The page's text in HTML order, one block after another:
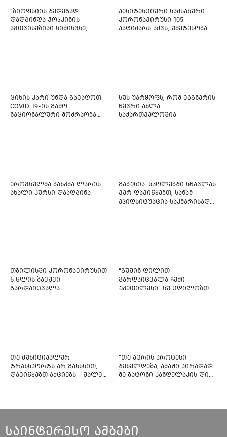
"ბიოფსიის შედეგად
დადგინდა ჰოჯკინის
ავთვისებიაი სიმისვნე,
პენიტენციური სამსახური:
კორონავირუსი 105
პატიმარს აქვს, უმეტესობა
ციხის კარი უნდა გავაღოთ -
COVID 19-ის გამო
ნაციონალური მოძრაობა
სუს უარყოფს, რომ ვაგნერის
წევრი ახლა
საქართველოშია
ეროვნულმა ბანკმა ლარის
ახალი კურსი დაადგინა
გაბუნია: სკოლებში სწავლას
ვერ დავიწყებთ, სანამ
ეპიდსიტუაცია საკმარისად
თბილისში კორონავირუსით
6 წლის ბავშვი
გარდაიცვალა
“გუშინ დილით
გარდაიცვალა ჩემი
უკეთილესი…ნუ ცდილობთ
თუ მუნიციპალურ
ტრანსპორტს არ გახსნით,
დავიწყებთ აქციებს - შალვა
"თუ აცრის პროცესი
შენელდება, ამაში პირადად
მე ბატონი კანდელაკის დიდ
საინტერესო ამბები